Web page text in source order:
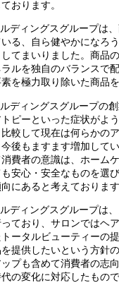
おります。
ディングスグループは、
る、自ら健やかになろ
てまいりました。商品
ルを独自のバランスで
を極力取り除いた商品
ディングスグループの
ピーといった症状がよ
較して現在は何らかの
後もますます増加して
費者の意識は、ホーム
安心・安全なものを選
にあると考えております
ディングスグループは
ており、サロンではヘ
ータルビューティーの
提供したいという方針
プも含めて消費者の志
の変化に対応したもの